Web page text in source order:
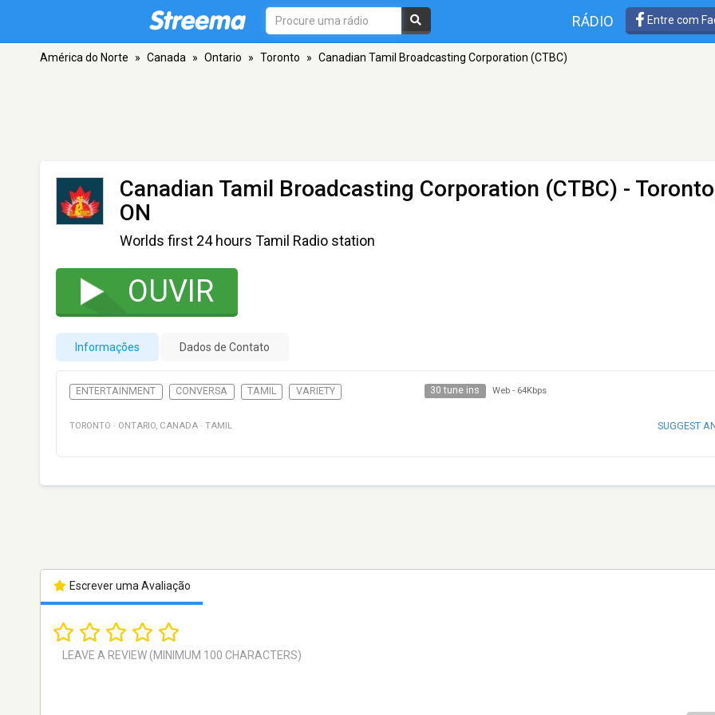
RÁDIO Entre com
América do Norte » Canada » Ontario » Toronto » Canadian Tamil Broadcasting Corporation (CTBC)
Canadian Tamil Broadcasting Corporation (CTBC) -
ON
Worlds first 24 hours Tamil Radio station
OUVIR
Informações Dados de Contato
ENTERTAINMENT CONVERSA TAMIL VARIETY 30 tune ins Web - 64Kbps
TORONTO · ONTARIO, CANADA · TAMIL SUGGEST
Escrever uma Avaliação